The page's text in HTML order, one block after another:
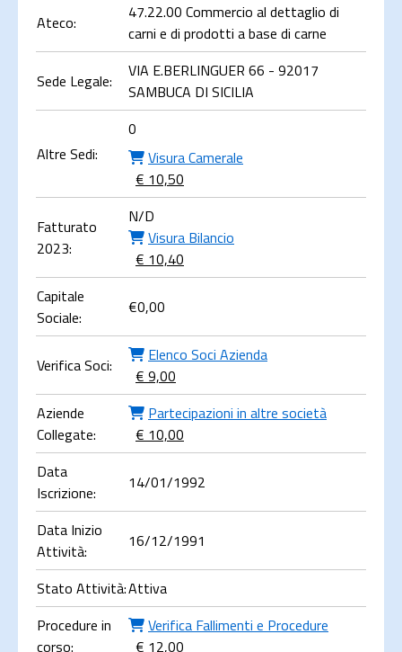
Ateco:
47.22.00 Commercio al dettaglio di
carni e di prodotti a base di carne
Sede Legale:
VIA E.BERLINGUER 66 - 92017
SAMBUCA DI SICILIA
Altre Sedi:
0
Visura Camerale
€ 10,50
Fatturato
2023:
N/D
Visura Bilancio
€ 10,40
Capitale
Sociale:
€0,00
Verifica Soci:
Elenco Soci Azienda
€ 9,00
Aziende
Collegate:
Partecipazioni in altre società
€ 10,00
Data
Iscrizione:
14/01/1992
Data Inizio
Attività:
16/12/1991
Stato Attività:Attiva
Procedure in
corso:
Verifica Fallimenti e Procedure
€ 12,00